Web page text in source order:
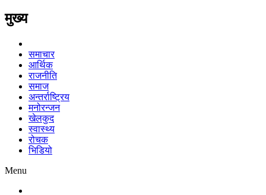
मुख्य
समाचार
आर्थिक
राजनीति
समाज
अन्तर्राष्ट्रिय
मनोरन्जन
खेलकुद
स्वास्थ्य
रोचक
भिडियो
Menu